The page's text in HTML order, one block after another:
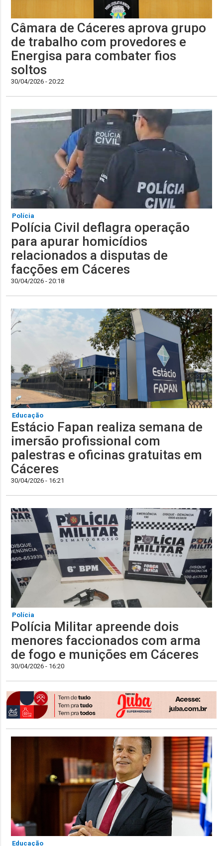
Câmara de Cáceres aprova grupo
de trabalho com provedores e
Energisa para combater fios
soltos
30/04/2026 - 20:22
Polícia
Polícia Civil deflagra operação
para apurar homicídios
relacionados a disputas de
facções em Cáceres
30/04/2026 - 20:18
Educação
Estácio Fapan realiza semana de
imersão profissional com
palestras e oficinas gratuitas em
Cáceres
30/04/2026 - 16:21
Polícia
Polícia Militar apreende dois
menores faccionados com arma
de fogo e munições em Cáceres
30/04/2026 - 16:20
Educação